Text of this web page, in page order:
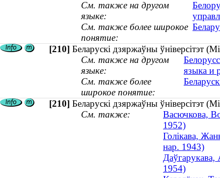
См. также на другом
языке:
См. также более широкое
понятие:
[210] Беларускі дзяржаўны ўніверсітэт
См. также на другом
языке:
языка и
См. также более
широкое понятие:
[210] Беларускі дзяржаўны ўніверсітэт
См. также:
Васючкова,
1952)
Голiкава,
нар. 1943)
Даўгарукава,
1954)